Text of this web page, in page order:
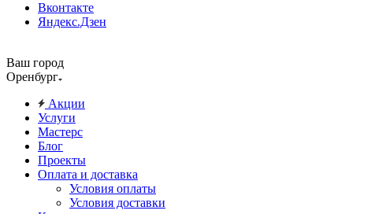
Вконтакте
Яндекс.Дзен
Ваш город
Оренбург
Акции
Услуги
Мастерс
Блог
Проекты
Оплата и доставка
Условия оплаты
Условия доставки